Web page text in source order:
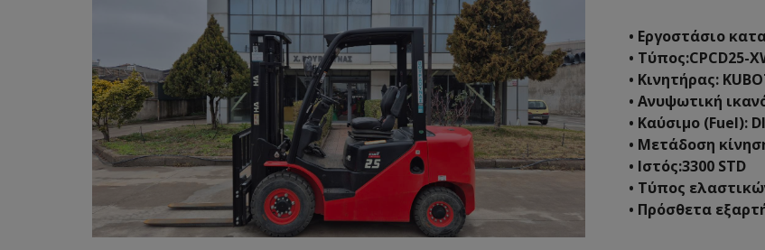
• Εργοστάσιο
• Τύπος:CPCD25-
• Κινητήρας:
• Ανυψωτική
• Καύσιμο (Fuel):
• Μετάδοση
• Ιστός:3300 STD
• Τύπος
• Πρόσθετα